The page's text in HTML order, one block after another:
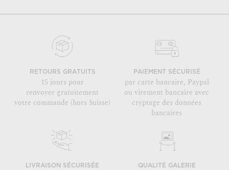
RETOURS GRATUITS
15 jours pour
renvoyer gratuitement
votre commande (hors Suisse)
PAIEMENT SÉCURISÉ
par carte bancaire, Paypal
ou virement bancaire avec
cryptage des données
bancaires
LIVRAISON SÉCURISÉE QUALITÉ GALERIE